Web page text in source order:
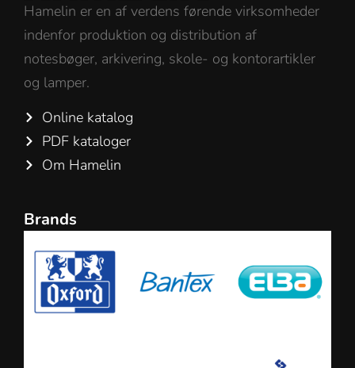
Hamelin er en af verdens førende virksomheder
indenfor produktion og distribution af
notesbøger, arkivering, skole- og kontorartikler
og lamper.
Online katalog
PDF kataloger
Om Hamelin
Brands